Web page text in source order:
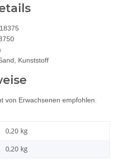
Kunststoff
von Erwachsenen empfohlen.
0,20 kg
0,20 kg